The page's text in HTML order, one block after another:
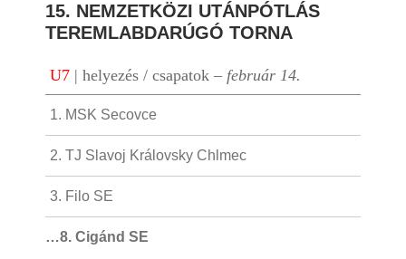
15. NEMZETKÖZI UTÁNPÓTLÁS
TEREMLABDARÚGÓ TORNA
U7 | helyezés / csapatok – február 14.
1. MSK Secovce
2. TJ Slavoj Královsky Chlmec
3. Filo SE
…8. Cigánd SE